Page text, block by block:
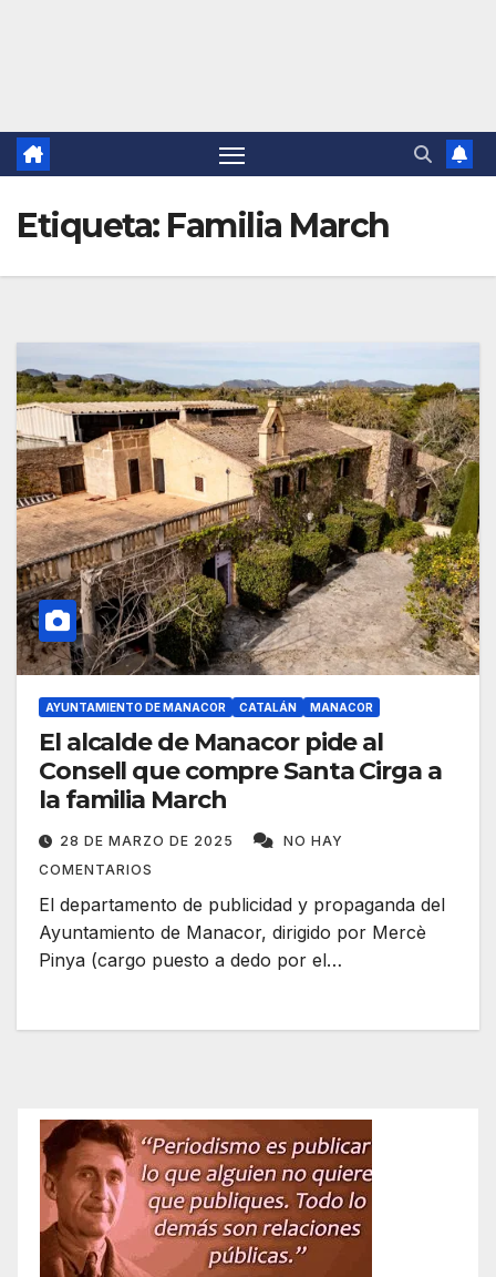
Etiqueta: Familia March
AYUNTAMIENTO DE MANACOR CATALÁN MANACOR
El alcalde de Manacor pide al
Consell que compre Santa Cirga a
la familia March
28 DE MARZO DE 2025
NO HAY
COMENTARIOS
El departamento de publicidad y propaganda del
Ayuntamiento de Manacor, dirigido por Mercè
Pinya (cargo puesto a dedo por el…